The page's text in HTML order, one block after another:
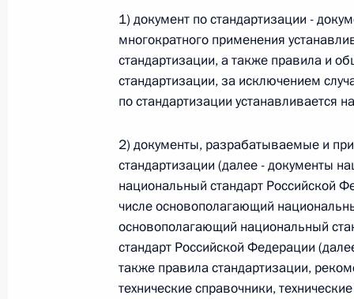
Федеральный закон от
О внесении изменений в статью 13–2
и признании утратившим силу пункта 1
изменений в Федеральный закон „Об
Федеральный закон от
О внесении изменения в статью 10
26 июля 2026 года
1) документ по стандартизации -
многократного применения
стандартизации, а также правила и
стандартизации, за исключением
по стандартизации
2) документы, разрабатываемые и
стандартизации (далее - документы
национальный стандарт Российской
числе основополагающий
основополагающий национальный
стандарт Российской Федерации
также правила стандартизации,
технические справочники,